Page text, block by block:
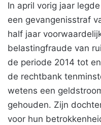
In april vorig jaar
een gevangenisstraf
half jaar
belastingfraude van
de periode 2014 tot
de rechtbank
wetens een
gehouden. Zijn
voor hun